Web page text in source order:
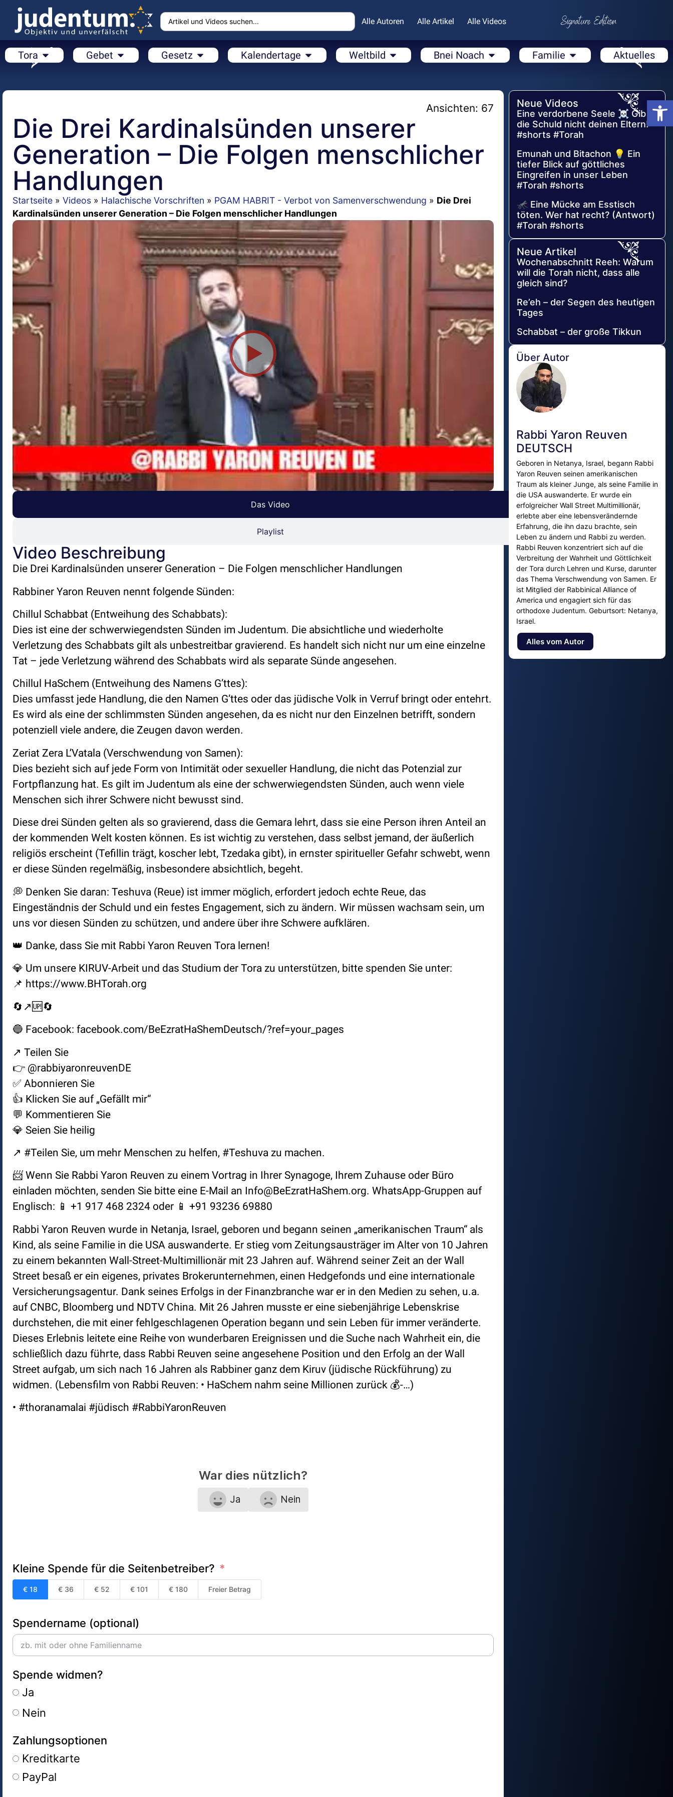
Alle Autoren Alle Artikel Alle Videos
Tora Gebet Gesetz Kalendertage Weltbild Bnei Noach Familie Aktuelles
Ansichten: 67
Die Drei Kardinalsünden unserer
Generation – Die Folgen menschlicher
Handlungen
Startseite » Videos » Halachische Vorschriften » PGAM HABRIT - Verbot von Samenverschwendung » Die Drei
Kardinalsünden unserer Generation – Die Folgen menschlicher Handlungen
Das Video
Playlist
Video Beschreibung
Die Drei Kardinalsünden unserer Generation – Die Folgen menschlicher Handlungen
Rabbiner Yaron Reuven nennt folgende Sünden:
Chillul Schabbat (Entweihung des Schabbats):
Dies ist eine der schwerwiegendsten Sünden im Judentum. Die absichtliche und wiederholte
Verletzung des Schabbats gilt als unbestreitbar gravierend. Es handelt sich nicht nur um eine einzelne
Tat – jede Verletzung während des Schabbats wird als separate Sünde angesehen.
Chillul HaSchem (Entweihung des Namens G’ttes):
Dies umfasst jede Handlung, die den Namen G’ttes oder das jüdische Volk in Verruf bringt oder entehrt.
Es wird als eine der schlimmsten Sünden angesehen, da es nicht nur den Einzelnen betrifft, sondern
potenziell viele andere, die Zeugen davon werden.
Zeriat Zera L’Vatala (Verschwendung von Samen):
Dies bezieht sich auf jede Form von Intimität oder sexueller Handlung, die nicht das Potenzial zur
Fortpflanzung hat. Es gilt im Judentum als eine der schwerwiegendsten Sünden, auch wenn viele
Menschen sich ihrer Schwere nicht bewusst sind.
Diese drei Sünden gelten als so gravierend, dass die Gemara lehrt, dass sie eine Person ihren Anteil an
der kommenden Welt kosten können. Es ist wichtig zu verstehen, dass selbst jemand, der äußerlich
religiös erscheint (Tefillin trägt, koscher lebt, Tzedaka gibt), in ernster spiritueller Gefahr schwebt, wenn
er diese Sünden regelmäßig, insbesondere absichtlich, begeht.
💭 Denken Sie daran: Teshuva (Reue) ist immer möglich, erfordert jedoch echte Reue, das
Eingeständnis der Schuld und ein festes Engagement, sich zu ändern. Wir müssen wachsam sein, um
uns vor diesen Sünden zu schützen, und andere über ihre Schwere aufklären.
👑 Danke, dass Sie mit Rabbi Yaron Reuven Tora lernen!
💎 Um unsere KIRUV-Arbeit und das Studium der Tora zu unterstützen, bitte spenden Sie unter:
📌 https://www.BHTorah.org
🔄↗️🆙🔄
🔵 Facebook: facebook.com/BeEzratHaShemDeutsch/?ref=your_pages
↗️ Teilen Sie
👉 @rabbiyaronreuvenDE
✅ Abonnieren Sie
👍 Klicken Sie auf „Gefällt mir“
💬 Kommentieren Sie
💎 Seien Sie heilig
↗️ #Teilen Sie, um mehr Menschen zu helfen, #Teshuva zu machen.
📨 Wenn Sie Rabbi Yaron Reuven zu einem Vortrag in Ihrer Synagoge, Ihrem Zuhause oder Büro
einladen möchten, senden Sie bitte eine E-Mail an Info@BeEzratHaShem.org. WhatsApp-Gruppen auf
Englisch: 📱 +1 917 468 2324 oder 📱 +91 93236 69880
Rabbi Yaron Reuven wurde in Netanja, Israel, geboren und begann seinen „amerikanischen Traum“ als
Kind, als seine Familie in die USA auswanderte. Er stieg vom Zeitungsausträger im Alter von 10 Jahren
zu einem bekannten Wall-Street-Multimillionär mit 23 Jahren auf. Während seiner Zeit an der Wall
Street besaß er ein eigenes, privates Brokerunternehmen, einen Hedgefonds und eine internationale
Versicherungsagentur. Dank seines Erfolgs in der Finanzbranche war er in den Medien zu sehen, u.a.
auf CNBC, Bloomberg und NDTV China. Mit 26 Jahren musste er eine siebenjährige Lebenskrise
durchstehen, die mit einer fehlgeschlagenen Operation begann und sein Leben für immer veränderte.
Dieses Erlebnis leitete eine Reihe von wunderbaren Ereignissen und die Suche nach Wahrheit ein, die
schließlich dazu führte, dass Rabbi Reuven seine angesehene Position und den Erfolg an der Wall
Street aufgab, um sich nach 16 Jahren als Rabbiner ganz dem Kiruv (jüdische Rückführung) zu
widmen. (Lebensfilm von Rabbi Reuven: • HaSchem nahm seine Millionen zurück 💰-…)
• #thoranamalai #jüdisch #RabbiYaronReuven
War dies nützlich?
Ja Nein
Kleine Spende für die Seitenbetreiber?
€ 18 € 36 € 52 € 101 € 180 Freier Betrag
Spendername (optional)
Spende widmen?
Ja
Nein
Zahlungsoptionen
Kreditkarte
PayPal
Neue Videos
Eine verdorbene Seele ☠️ Gib
die Schuld nicht deinen Eltern!
#shorts #Torah
Emunah und Bitachon 💡 Ein
tiefer Blick auf göttliches
Eingreifen in unser Leben
#Torah #shorts
🦟 Eine Mücke am Esstisch
töten. Wer hat recht? (Antwort)
#Torah #shorts
Neue Artikel
Wochenabschnitt Reeh: Warum
will die Torah nicht, dass alle
gleich sind?
Re’eh – der Segen des heutigen
Tages
Schabbat – der große Tikkun
Über Autor
Rabbi Yaron Reuven
DEUTSCH
Geboren in Netanya, Israel, begann Rabbi
Yaron Reuven seinen amerikanischen
Traum als kleiner Junge, als seine Familie in
die USA auswanderte. Er wurde ein
erfolgreicher Wall Street Multimillionär,
erlebte aber eine lebensverändernde
Erfahrung, die ihn dazu brachte, sein
Leben zu ändern und Rabbi zu werden.
Rabbi Reuven konzentriert sich auf die
Verbreitung der Wahrheit und Göttlichkeit
der Tora durch Lehren und Kurse, darunter
das Thema Verschwendung von Samen. Er
ist Mitglied der Rabbinical Alliance of
America und engagiert sich für das
orthodoxe Judentum. Geburtsort: Netanya,
Israel.
Alles vom Autor